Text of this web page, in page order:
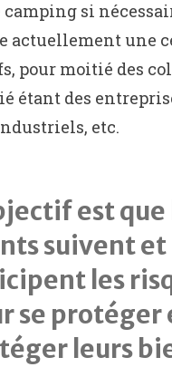
si
actuellement une
pour moitié des
étant des
etc.
est que
suivent et
les
se protéger
leurs